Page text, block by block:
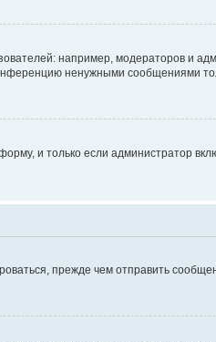
например, модераторов и
ненужными сообщениями
и только если администратор
прежде чем отправить